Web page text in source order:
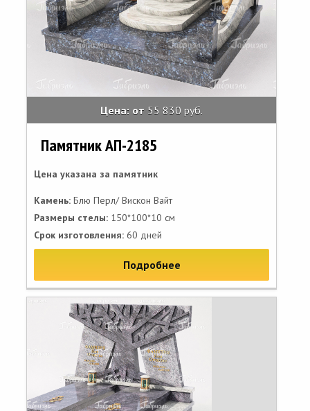
Цена: от 55 830 руб.
Памятник АП-2185
Цена указана за памятник
Камень: Блю Перл/ Вискон Вайт
Размеры стелы: 150*100*10 см
Срок изготовления: 60 дней
Подробнее